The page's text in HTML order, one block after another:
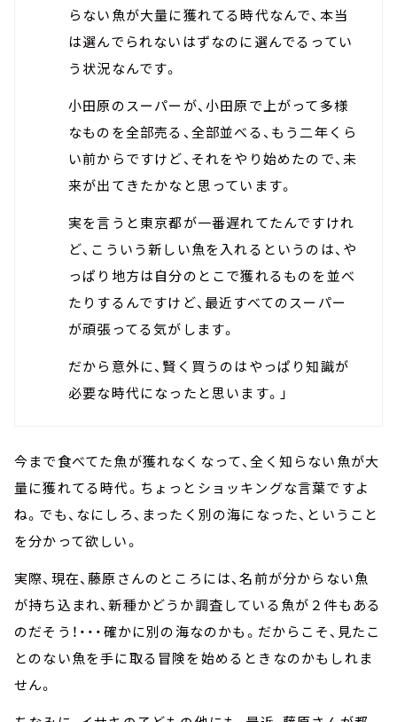
らない魚が大量に獲れてる時代なんで、本当
は選んでられないはずなのに選んでるってい
う状況なんです。
小田原のスーパーが、小田原で上がって多様
なものを全部売る、全部並べる、もう二年くら
い前からですけど、それをやり始めたので、未
来が出てきたかなと思っています。
実を言うと東京都が一番遅れてたんですけれ
ど、こういう新しい魚を入れるというのは、や
っぱり地方は自分のとこで獲れるものを並べ
たりするんですけど、最近すべてのスーパー
が頑張ってる気がします。
だから意外に、賢く買うのはやっぱり知識が
必要な時代になったと思います。」
今まで食べてた魚が獲れなくなって、全く知らない魚が大
量に獲れてる時代。ちょっとショッキングな言葉ですよ
ね。でも、なにしろ、まったく別の海になった、ということ
を分かって欲しい。
実際、現在、藤原さんのところには、名前が分からない魚
が持ち込まれ、新種かどうか調査している魚が２件もある
のだそう！・・・確かに別の海なのかも。だからこそ、見たこ
とのない魚を手に取る冒険を始めるときなのかもしれま
せん。